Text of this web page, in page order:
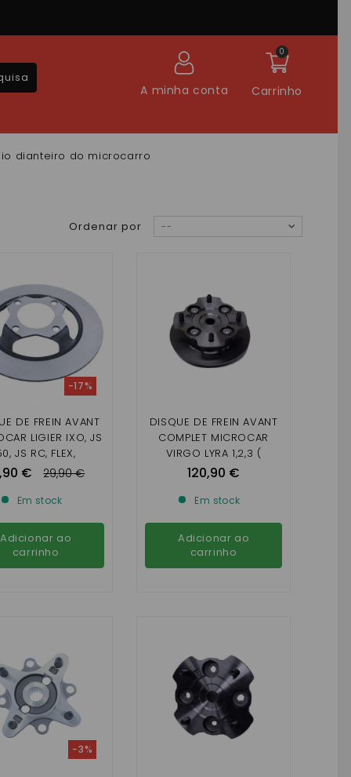
Carrinho
0
A minha conta
dianteiro do microcarro
Ordenar por
--
DE FREIN AVANT
LIGIER IXO, JS
JS RC, FLEX,
MICROCAR
DUÉ 2/3/4/5/6
€
-17%
29,90 €
Em stock
Adicionar ao
carrinho
DISQUE DE FREIN AVANT
COMPLET MICROCAR
VIRGO LYRA 1,2,3 (
DIAMETRE 170 MM)
120,90 €
Em stock
Adicionar ao
carrinho
-3%